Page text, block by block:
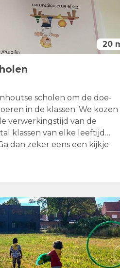
20
scholen om de doe-
in de klassen. We kozen
verwerkingstijd van de
klassen van elke leeftijd
dan zeker eens een kijkje